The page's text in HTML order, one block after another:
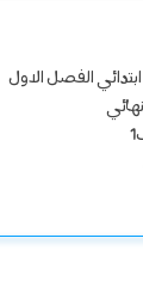
الفصل الاول